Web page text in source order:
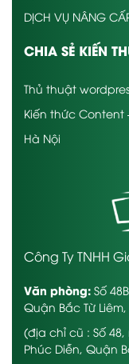
DỊCH VỤ NÂNG
CHIA SẺ KIẾN
Thủ thuật
Kiến thức Content
Hà Nội
Công Ty TNHH
Văn phòng: Số
Quận Bắc Từ
(địa chỉ cũ : Số
Phúc Diễn, Quận